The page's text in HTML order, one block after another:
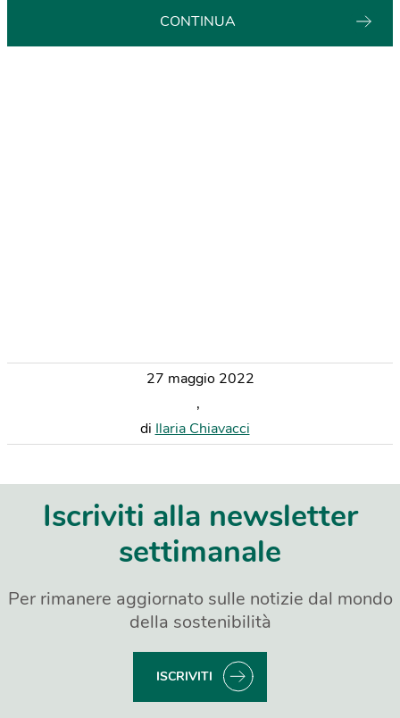
CONTINUA
27 maggio 2022
,
di Ilaria Chiavacci
Iscriviti alla newsletter
settimanale
Per rimanere aggiornato sulle notizie dal mondo
della sostenibilità
ISCRIVITI